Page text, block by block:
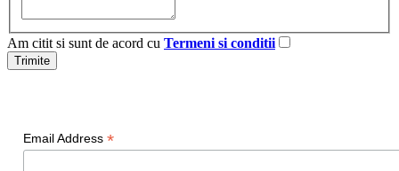
Am citit si sunt de acord cu Termeni si conditii
Email Address *